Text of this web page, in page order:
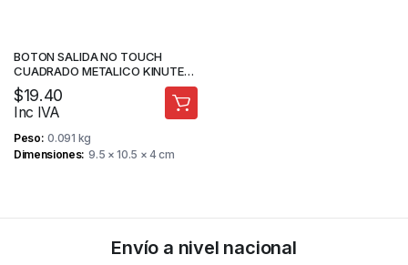
BOTON SALIDA NO TOUCH
CUADRADO METALICO KINUTEK
KI-K1-1
$19.40
Inc IVA
Peso 0.091 kg
Dimensiones 9.5 × 10.5 × 4 cm
Envío a nivel nacional